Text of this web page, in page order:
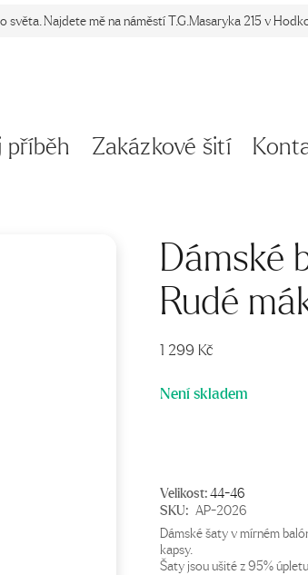
Najdete mě na náměstí T.G.Masaryka 215 v
příběh Zakázkové šití
Dámské
Rudé
1 299 Kč
Není skladem
Velikost:44-46
SKU: AP-2026
Dámské šaty v mírném
kapsy.
Šaty jsou ušité z 95%